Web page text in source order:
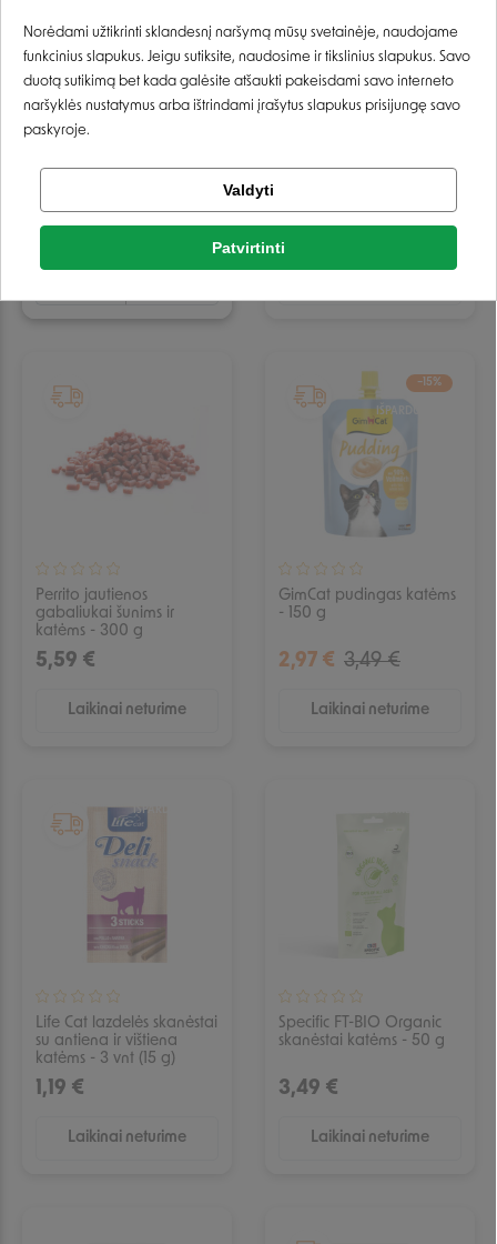
Kimo Cat Creamy Tuna
1,27 €
Beaphar Malt - Bits
Perrito jautienos
gabaliukai šunims ir
katėms - 300 g
5,59 €
Laikinai neturime
−15%
IŠPARDUOTA
GimCat pudingas katėms
- 150 g
2,97 € 3,49 €
Laikinai neturime
IŠPARDUOTA
Life Cat lazdelės skanėstai
su antiena ir vištiena
katėms - 3 vnt (15 g)
1,19 €
Laikinai neturime
Specific FT-BIO Organic
skanėstai katėms - 50 g
3,49 €
Laikinai neturime
Registruotis
Facebook
Norėdami užtikrinti sklandesnį naršymą mūsų svetainėje, naudojame
funkcinius slapukus. Jeigu sutiksite, naudosime ir tikslinius slapukus. Savo
duotą sutikimą bet kada galėsite atšaukti pakeisdami savo interneto
naršyklės nustatymus arba ištrindami įrašytus slapukus prisijungę savo
paskyroje.
Valdyti
Patvirtinti